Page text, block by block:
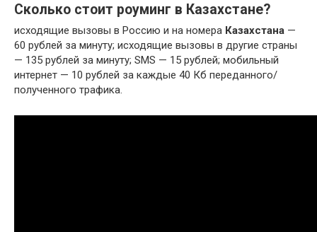
Сколько стоит роуминг в Казахстане?
исходящие вызовы в Россию и на номера Казахстана —
60 рублей за минуту; исходящие вызовы в другие страны
— 135 рублей за минуту; SMS — 15 рублей; мобильный
интернет — 10 рублей за каждые 40 Кб переданного/
полученного трафика.